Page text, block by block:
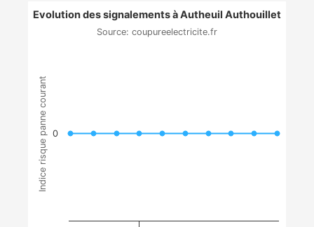
Indice risque panne courant
Evolution des signalements à Autheuil Authouillet
Source: coupureelectricite.fr
0